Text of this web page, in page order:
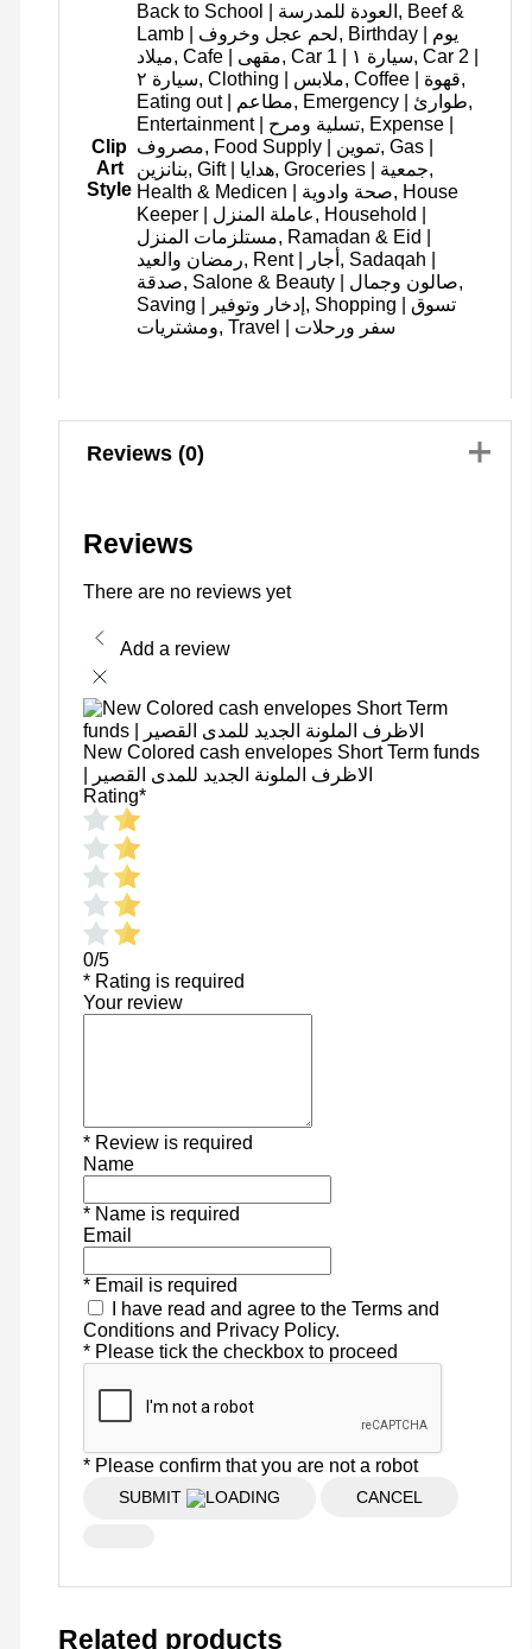
Clip
Art
Style
Back to School | العودة للمدرسة, Beef &
Lamb | لحم عجل وخروف, Birthday | يوم
ميلاد, Cafe | مقهى, Car 1 | سيارة ١, Car 2 |
سيارة ٢, Clothing | ملابس, Coffee | قهوة,
Eating out | مطاعم, Emergency | طوارئ,
Entertainment | تسلية ومرح, Expense |
مصروف, Food Supply | تموين, Gas |
بنانزين, Gift | هدايا, Groceries | جمعية,
Health & Medicen | صحة وادوية, House
Keeper | عاملة المنزل, Household |
مستلزمات المنزل, Ramadan & Eid |
رمضان والعيد, Rent | أجار, Sadaqah |
صدقة, Salone & Beauty | صالون وجمال,
Saving | إدخار وتوفير, Shopping | تسوق
ومشتريات, Travel | سفر ورحلات
Reviews (0)
Reviews
There are no reviews yet
Add a review
New Colored cash envelopes Short Term funds
| الاظرف الملونة الجديد للمدى القصير
Rating*
0/5
* Rating is required
Your review
* Review is required
Name
* Name is required
Email
* Email is required
I have read and agree to the Terms and
Conditions and Privacy Policy.
* Please tick the checkbox to proceed
* Please confirm that you are not a robot
SUBMIT CANCEL
Related products